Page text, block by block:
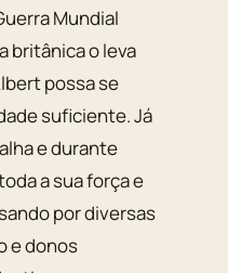
Mundial
britânica o leva
possa se
suficiente. Já
e durante
a sua força e
por diversas
e donos